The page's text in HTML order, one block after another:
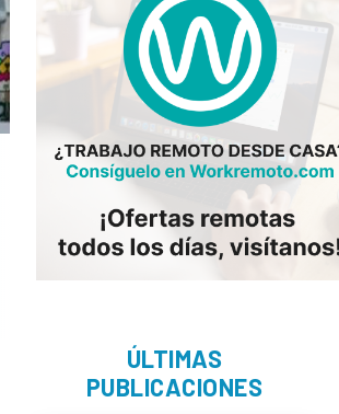
ÚLTIMAS
PUBLICACIONES